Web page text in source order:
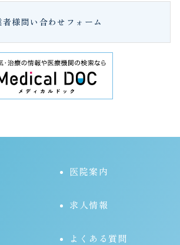
者様問い合わせフォーム
医院案内
求人情報
よくある質問